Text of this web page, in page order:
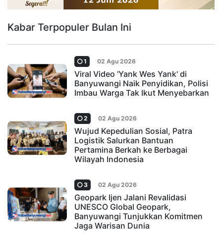
Kabar Terpopuler Bulan Ini
1 02 Agu 2026
Viral Video 'Yank Wes Yank' di
Banyuwangi Naik Penyidikan, Polisi
Imbau Warga Tak Ikut Menyebarkan
2 02 Agu 2026
Wujud Kepedulian Sosial, Patra
Logistik Salurkan Bantuan
Pertamina Berkah ke Berbagai
Wilayah Indonesia
3 02 Agu 2026
Geopark Ijen Jalani Revalidasi
UNESCO Global Geopark,
Banyuwangi Tunjukkan Komitmen
Jaga Warisan Dunia